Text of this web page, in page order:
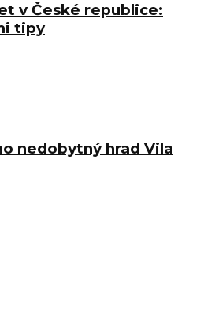
v České republice:
tipy
nedobytný hrad Vila